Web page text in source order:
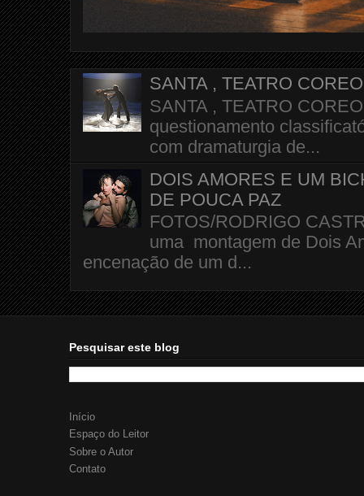
SANTA , TEATRO
SANTA , TEATRO
questionamento
com dramaturgia de...
DOIS AMORES E UM
DE POUCA PAZ
FOTOS/RODRIGO
uma montagem de Dois
encenação de um d...
Pesquisar este blog
Início
Espaço do Leitor
Sobre o Autor
Contato